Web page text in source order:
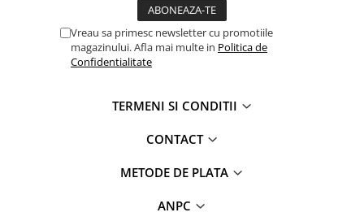
Vreau sa primesc newsletter cu promotiile
magazinului. Afla mai multe in Politica de
Confidentialitate
TERMENI SI CONDITII
CONTACT
METODE DE PLATA
ANPC